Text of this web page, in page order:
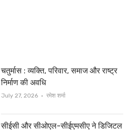
चतुर्मास : व्यक्ति, परिवार, समाज और राष्ट्र
निर्माण की अवधि
July 27, 2026 Author
रमेश शर्मा
सीईसी और सीओएल-सीईएमसीए ने डिजिटल